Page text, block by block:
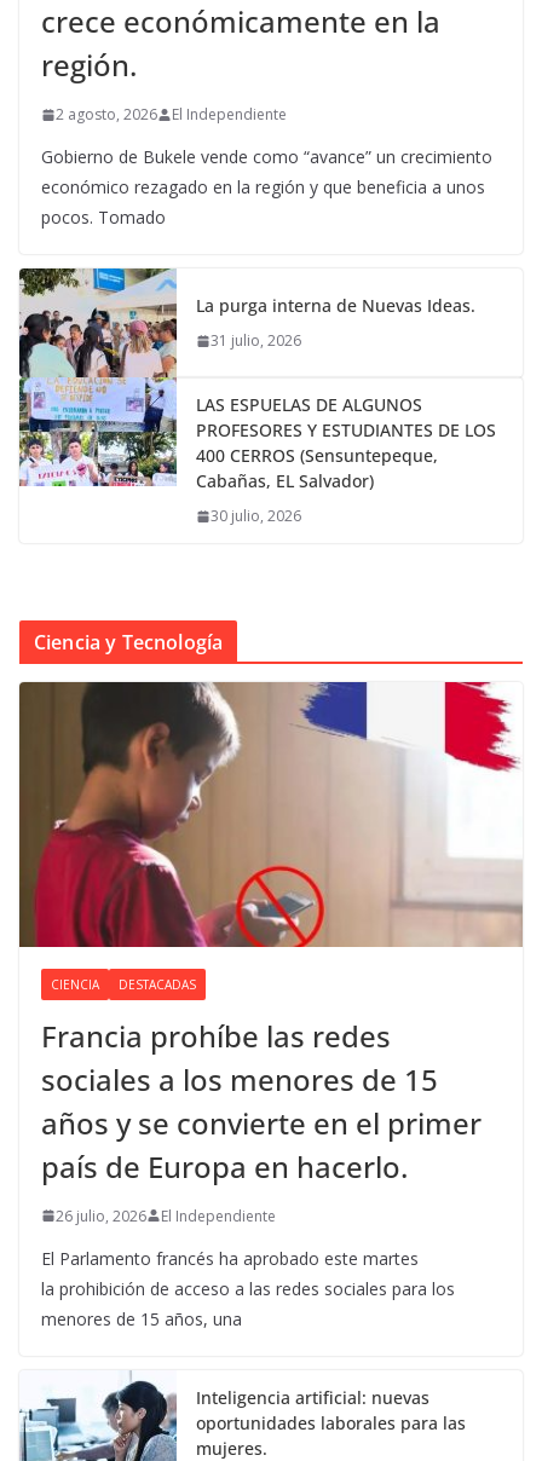
crece económicamente en la
región.
2 agosto, 2026 El Independiente
Gobierno de Bukele vende como “avance” un crecimiento
económico rezagado en la región y que beneficia a unos
pocos. Tomado
La purga interna de Nuevas Ideas.
31 julio, 2026
LAS ESPUELAS DE ALGUNOS
PROFESORES Y ESTUDIANTES DE LOS
400 CERROS (Sensuntepeque,
Cabañas, EL Salvador)
30 julio, 2026
Ciencia y Tecnología
CIENCIA DESTACADAS
Francia prohíbe las redes
sociales a los menores de 15
años y se convierte en el primer
país de Europa en hacerlo.
26 julio, 2026 El Independiente
El Parlamento francés ha aprobado este martes
la prohibición de acceso a las redes sociales para los
menores de 15 años, una
Inteligencia artificial: nuevas
oportunidades laborales para las
mujeres.